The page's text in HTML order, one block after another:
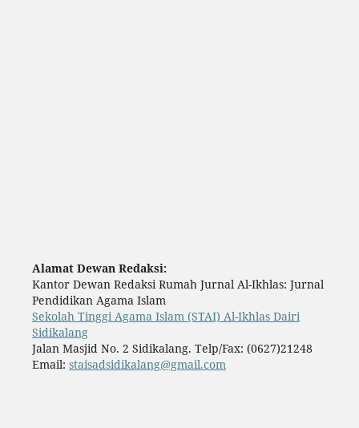
Alamat Dewan Redaksi:
Kantor Dewan Redaksi Rumah Jurnal Al-Ikhlas: Jurnal
Pendidikan Agama Islam
Sekolah Tinggi Agama Islam (STAI) Al-Ikhlas Dairi
Sidikalang
Jalan Masjid No. 2 Sidikalang. Telp/Fax: (0627)21248
Email: staisadsidikalang@gmail.com